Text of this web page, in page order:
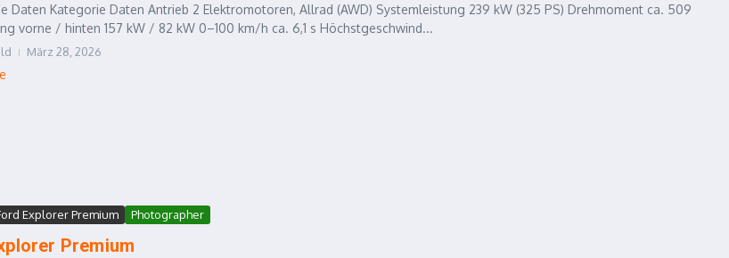
Daten Kategorie Daten Antrieb 2 Elektromotoren, Allrad (AWD) Systemleistung 239 kW (325 PS) Drehmoment ca. 509
vorne / hinten 157 kW / 82 kW 0–100 km/h ca. 6,1 s Höchstgeschwind...
März 28, 2026
Explorer Premium Photographer
Premium